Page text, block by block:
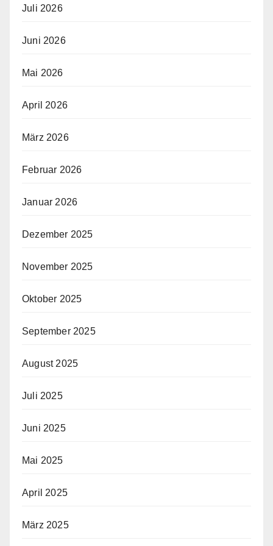
Juli 2026
Juni 2026
Mai 2026
April 2026
März 2026
Februar 2026
Januar 2026
Dezember 2025
November 2025
Oktober 2025
September 2025
August 2025
Juli 2025
Juni 2025
Mai 2025
April 2025
März 2025